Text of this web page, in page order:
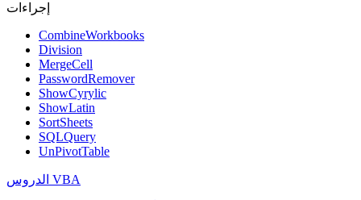
إجراءات
CombineWorkbooks
Division
MergeCell
PasswordRemover
ShowCyrylic
ShowLatin
SortSheets
SQLQuery
UnPivotTable
الدروس VBA